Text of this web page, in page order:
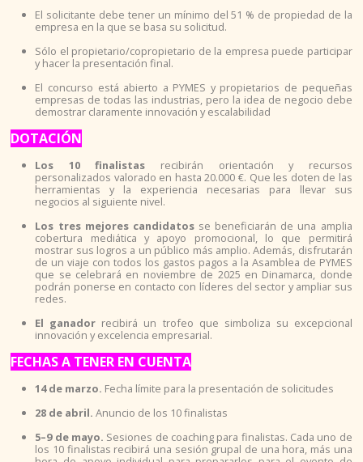
GARANTÍA JUVENIL
PUBLICACIONES
PROYECTOS CENTRALES
ASOCIACIONISMO
ASOCIACIONES DE GETAFE
VOLUNTARIADO
OTRAS FORMAS
GARANTÍA JUVENIL
RECURSOS DE EMPLEO GETAFE
El solicitante debe tener un mínimo del 51 % de propiedad de la
empresa en la que se basa su solicitud.
Sólo el propietario/copropietario de la empresa puede participar
y hacer la presentación final.
El concurso está abierto a PYMES y propietarios de pequeñas
empresas de todas las industrias, pero la idea de negocio debe
demostrar claramente innovación y escalabilidad
DOTACIÓN
Los 10 finalistas recibirán orientación y recursos
personalizados valorado en hasta 20.000 €. Que les doten de las
herramientas y la experiencia necesarias para llevar sus
negocios al siguiente nivel.
Los tres mejores candidatos se beneficiarán de una amplia
cobertura mediática y apoyo promocional, lo que permitirá
mostrar sus logros a un público más amplio. Además, disfrutarán
de un viaje con todos los gastos pagos a la Asamblea de PYMES
que se celebrará en noviembre de 2025 en Dinamarca, donde
podrán ponerse en contacto con líderes del sector y ampliar sus
redes.
El ganador recibirá un trofeo que simboliza su excepcional
innovación y excelencia empresarial.
FECHAS A TENER EN CUENTA
14 de marzo. Fecha límite para la presentación de solicitudes
28 de abril. Anuncio de los 10 finalistas
5–9 de mayo. Sesiones de coaching para finalistas. Cada uno de
los 10 finalistas recibirá una sesión grupal de una hora, más una